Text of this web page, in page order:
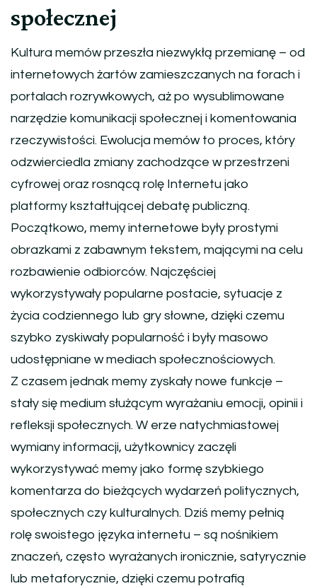
społecznej
Kultura memów przeszła niezwykłą przemianę – od
internetowych żartów zamieszczanych na forach i
portalach rozrywkowych, aż po wysublimowane
narzędzie komunikacji społecznej i komentowania
rzeczywistości. Ewolucja memów to proces, który
odzwierciedla zmiany zachodzące w przestrzeni
cyfrowej oraz rosnącą rolę Internetu jako
platformy kształtującej debatę publiczną.
Początkowo, memy internetowe były prostymi
obrazkami z zabawnym tekstem, mającymi na celu
rozbawienie odbiorców. Najczęściej
wykorzystywały popularne postacie, sytuacje z
życia codziennego lub gry słowne, dzięki czemu
szybko zyskiwały popularność i były masowo
udostępniane w mediach społecznościowych.
Z czasem jednak memy zyskały nowe funkcje –
stały się medium służącym wyrażaniu emocji, opinii i
refleksji społecznych. W erze natychmiastowej
wymiany informacji, użytkownicy zaczęli
wykorzystywać memy jako formę szybkiego
komentarza do bieżących wydarzeń politycznych,
społecznych czy kulturalnych. Dziś memy pełnią
rolę swoistego języka internetu – są nośnikiem
znaczeń, często wyrażanych ironicznie, satyrycznie
lub metaforycznie, dzięki czemu potrafią